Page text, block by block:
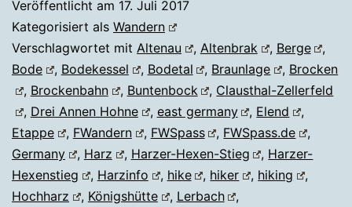
Veröffentlicht am 17. Juli 2017
Kategorisiert als Wandern
Verschlagwortet mit Altenau , Altenbrak , Berge
,
Bode
, Bodekessel , Bodetal , Braunlage , Brocken
, Brockenbahn , Buntenbock , Clausthal-Zellerfeld
, Drei Annen Hohne , east germany , Elend
,
Etappe
, FWandern , FWSpass , FWSpass.de
,
Germany
, Harz , Harzer-Hexen-Stieg , Harzer-
Hexenstieg
, Harzinfo , hike , hiker , hiking
,
Hochharz
, Königshütte , Lerbach ,